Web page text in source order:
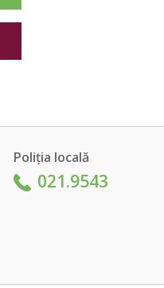
Poliția locală
021.9543